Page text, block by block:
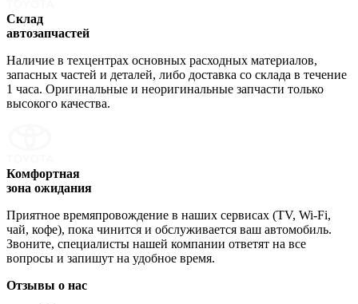
Склад
автозапчастей
Наличие в техцентрах основных расходных материалов,
запасных частей и деталей, либо доставка со склада в течение
1 часа. Оригинальные и неоригинальные запчасти только
высокого качества.
Комфортная
зона ожидания
Приятное времяпровождение в наших сервисах (TV, Wi-Fi,
чай, кофе), пока чинится и обслуживается ваш автомобиль.
Звоните, специалисты нашей компании ответят на все
вопросы и запишут на удобное время.
Отзывы о нас